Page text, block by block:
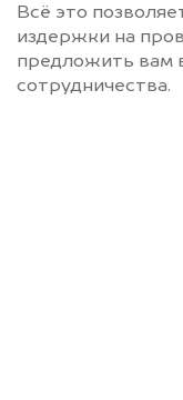
Всё это
издержки на
предложить вам
сотрудничества.